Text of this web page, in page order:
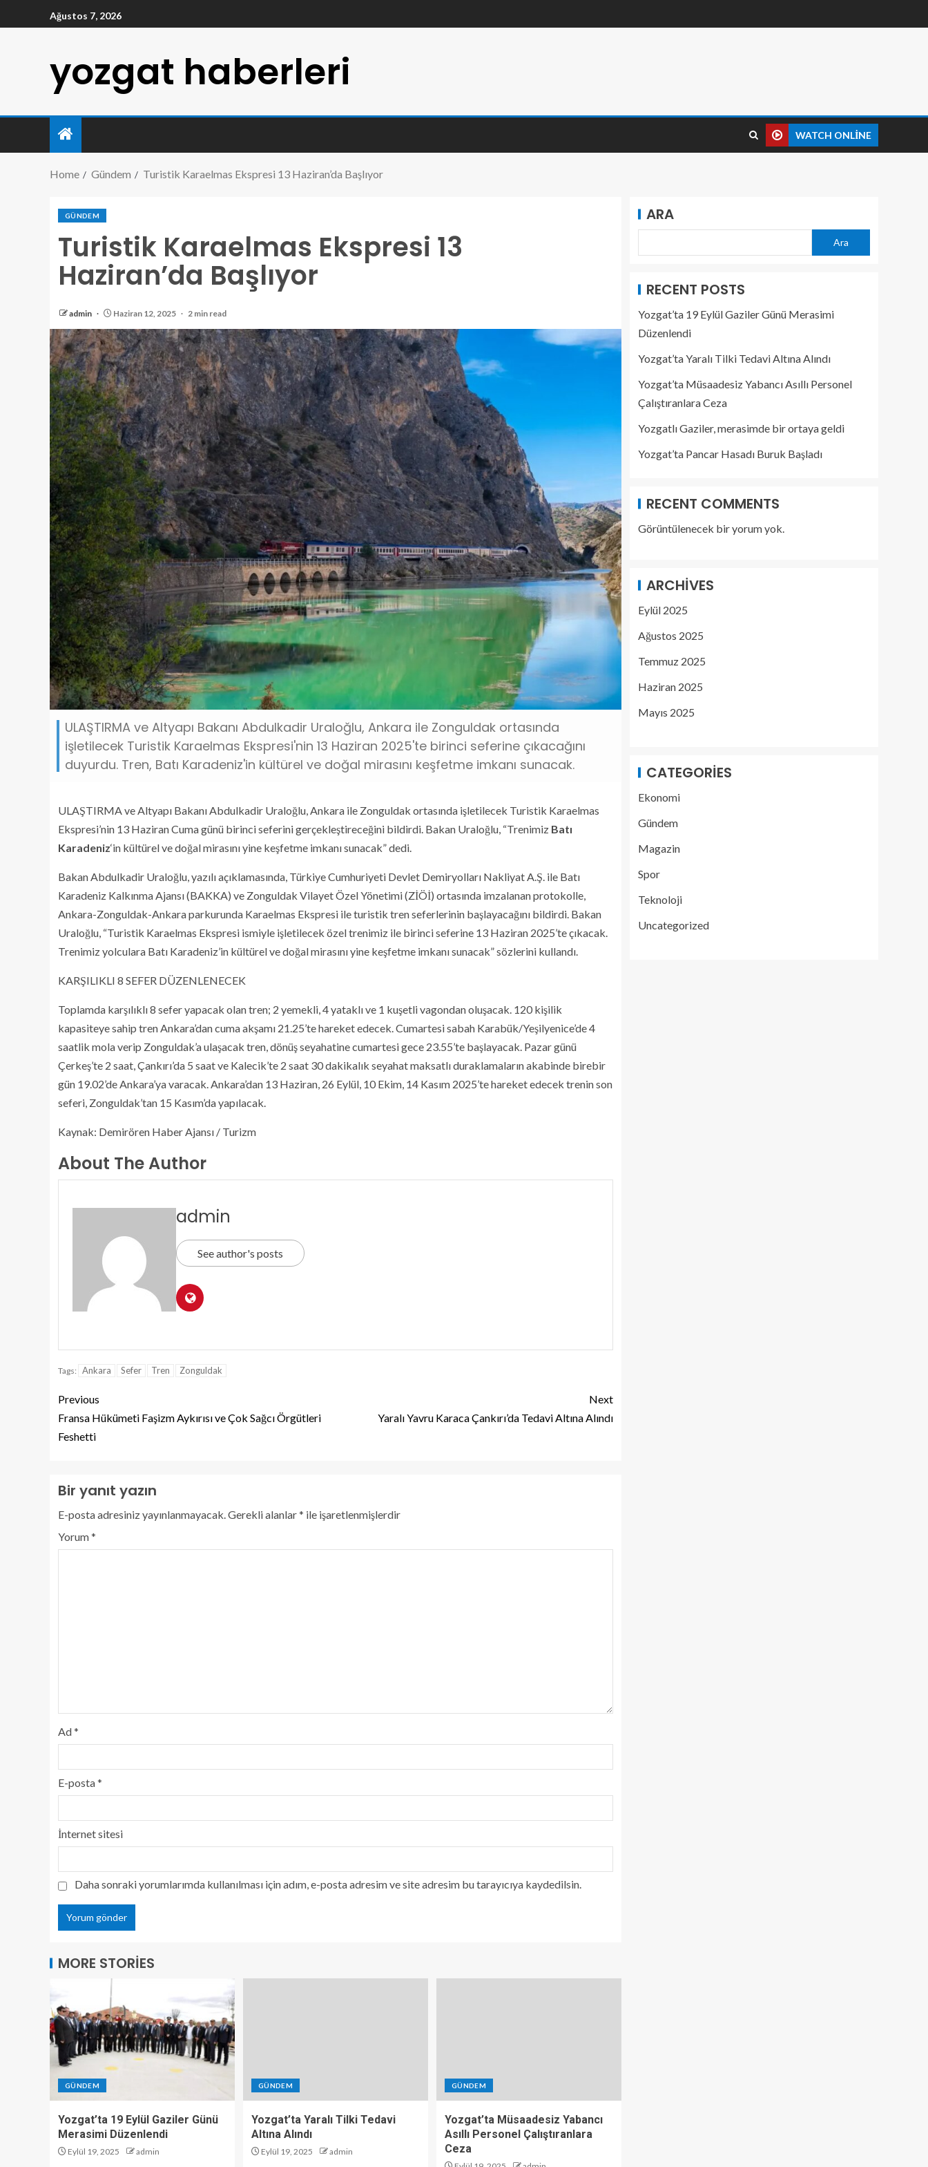
Ağustos 7, 2026
yozgat haberleri
WATCH ONLINE
Home Gündem Turistik Karaelmas Ekspresi 13 Haziran’da Başlıyor
GÜNDEM
Turistik Karaelmas Ekspresi 13
Haziran’da Başlıyor
admin Haziran 12, 2025 2 min read
ULAŞTIRMA ve Altyapı Bakanı Abdulkadir Uraloğlu, Ankara ile Zonguldak ortasında
işletilecek Turistik Karaelmas Ekspresi'nin 13 Haziran 2025'te birinci seferine çıkacağını
duyurdu. Tren, Batı Karadeniz'in kültürel ve doğal mirasını keşfetme imkanı sunacak.
ULAŞTIRMA ve Altyapı Bakanı Abdulkadir Uraloğlu, Ankara ile Zonguldak ortasında işletilecek Turistik Karaelmas
Ekspresi’nin 13 Haziran Cuma günü birinci seferini gerçekleştireceğini bildirdi. Bakan Uraloğlu, “Trenimiz Batı
Karadeniz‘in kültürel ve doğal mirasını yine keşfetme imkanı sunacak” dedi.
Bakan Abdulkadir Uraloğlu, yazılı açıklamasında, Türkiye Cumhuriyeti Devlet Demiryolları Nakliyat A.Ş. ile Batı
Karadeniz Kalkınma Ajansı (BAKKA) ve Zonguldak Vilayet Özel Yönetimi (ZİÖİ) ortasında imzalanan protokolle,
Ankara-Zonguldak-Ankara parkurunda Karaelmas Ekspresi ile turistik tren seferlerinin başlayacağını bildirdi. Bakan
Uraloğlu, “Turistik Karaelmas Ekspresi ismiyle işletilecek özel trenimiz ile birinci seferine 13 Haziran 2025’te çıkacak.
Trenimiz yolculara Batı Karadeniz’in kültürel ve doğal mirasını yine keşfetme imkanı sunacak” sözlerini kullandı.
KARŞILIKLI 8 SEFER DÜZENLENECEK
Toplamda karşılıklı 8 sefer yapacak olan tren; 2 yemekli, 4 yataklı ve 1 kuşetli vagondan oluşacak. 120 kişilik
kapasiteye sahip tren Ankara’dan cuma akşamı 21.25’te hareket edecek. Cumartesi sabah Karabük/Yeşilyenice’de 4
saatlik mola verip Zonguldak’a ulaşacak tren, dönüş seyahatine cumartesi gece 23.55’te başlayacak. Pazar günü
Çerkeş’te 2 saat, Çankırı’da 5 saat ve Kalecik’te 2 saat 30 dakikalık seyahat maksatlı duraklamaların akabinde birebir
gün 19.02’de Ankara’ya varacak. Ankara’dan 13 Haziran, 26 Eylül, 10 Ekim, 14 Kasım 2025’te hareket edecek trenin son
seferi, Zonguldak’tan 15 Kasım’da yapılacak.
Kaynak: Demirören Haber Ajansı / Turizm
About The Author
admin
See author's posts
Tags: Ankara Sefer Tren Zonguldak
Previous
Fransa Hükümeti Faşizm Aykırısı ve Çok Sağcı Örgütleri
Feshetti
Next
Yaralı Yavru Karaca Çankırı’da Tedavi Altına Alındı
Bir yanıt yazın
E-posta adresiniz yayınlanmayacak.Gerekli alanlar* ile işaretlenmişlerdir
Yorum*
Ad*
E-posta*
İnternet sitesi
Daha sonraki yorumlarımda kullanılması için adım, e-posta adresim ve site adresim bu tarayıcıya kaydedilsin.
MORE STORIES
GÜNDEM
Yozgat’ta 19 Eylül Gaziler Günü
Merasimi Düzenlendi
Eylül 19, 2025 admin
GÜNDEM
Yozgat’ta Yaralı Tilki Tedavi
Altına Alındı
Eylül 19, 2025 admin
GÜNDEM
Yozgat’ta Müsaadesiz Yabancı
Asıllı Personel Çalıştıranlara
Ceza
ARA
Ara
RECENT POSTS
Yozgat’ta 19 Eylül Gaziler Günü Merasimi
Düzenlendi
Yozgat’ta Yaralı Tilki Tedavi Altına Alındı
Yozgat’ta Müsaadesiz Yabancı Asıllı Personel
Çalıştıranlara Ceza
Yozgatlı Gaziler, merasimde bir ortaya geldi
Yozgat’ta Pancar Hasadı Buruk Başladı
RECENT COMMENTS
Görüntülenecek bir yorum yok.
ARCHIVES
Eylül 2025
Ağustos 2025
Temmuz 2025
Haziran 2025
Mayıs 2025
CATEGORIES
Ekonomi
Gündem
Magazin
Spor
Teknoloji
Uncategorized